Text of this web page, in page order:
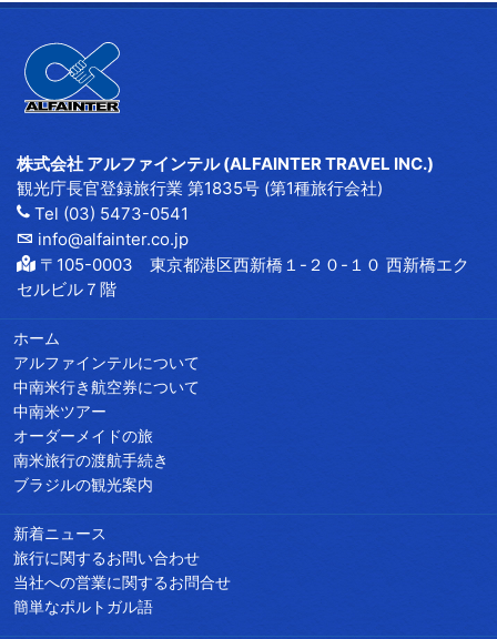
株式会社 アルファインテル (ALFAINTER TRAVEL INC.)
観光庁長官登録旅行業 第1835号 (第1種旅行会社)
Tel (03) 5473-0541
info@alfainter.co.jp
〒105-0003 東京都港区西新橋１-２０-１０ 西新橋エク
セルビル７階
ホーム
アルファインテルについて
中南米行き航空券について
中南米ツアー
オーダーメイドの旅
南米旅行の渡航手続き
ブラジルの観光案内
新着ニュース
旅行に関するお問い合わせ
当社への営業に関するお問合せ
簡単なポルトガル語